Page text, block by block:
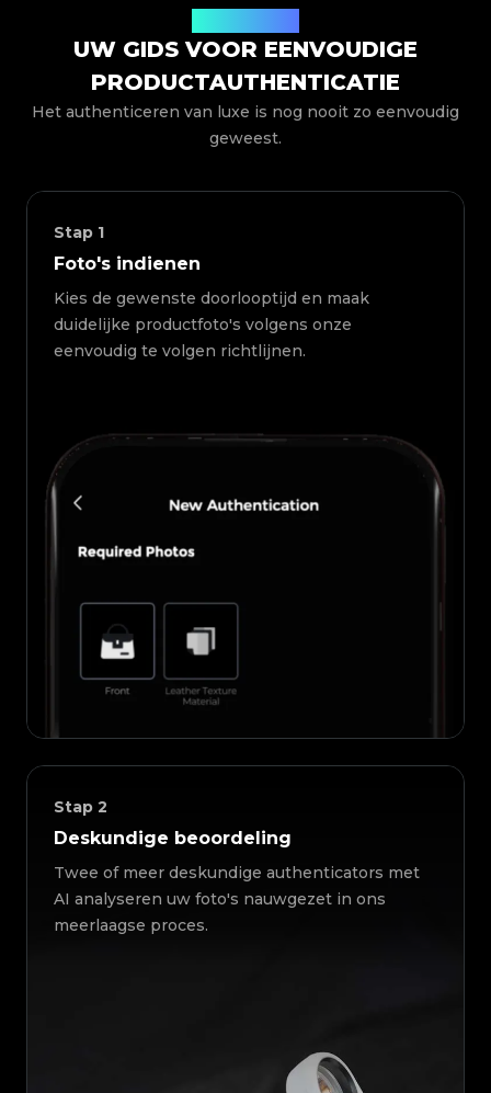
UW GIDS VOOR EENVOUDIGE
PRODUCTAUTHENTICATIE
Het authenticeren van luxe is nog nooit zo eenvoudig
geweest.
Stap 1
Foto's indienen
Kies de gewenste doorlooptijd en maak
duidelijke productfoto's volgens onze
eenvoudig te volgen richtlijnen.
Stap 2
Deskundige beoordeling
Twee of meer deskundige authenticators met
AI analyseren uw foto's nauwgezet in ons
meerlaagse proces.